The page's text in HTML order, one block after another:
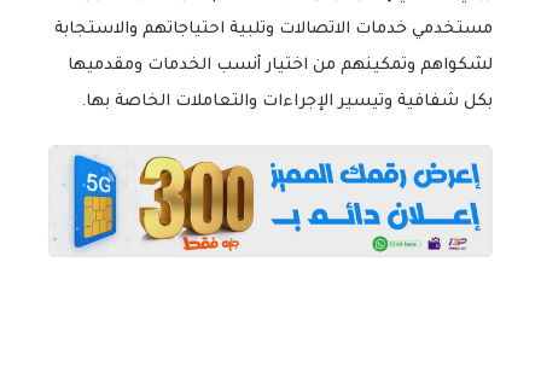
مستخدمي خدمات الاتصالات وتلبية احتياجاتهم والاستجابة
لشكواهم وتمكينهم من اختيار أنسب الخدمات ومقدميها
بكل شفافية وتيسير الإجراءات والتعاملات الخاصة بها.